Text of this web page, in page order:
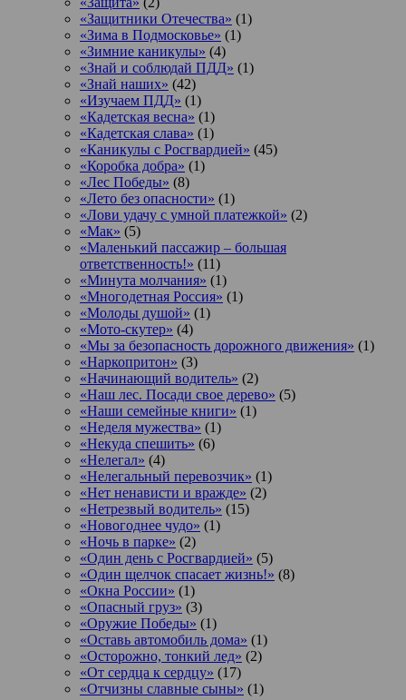
«Защитники Отечества» (1)
«Зима в Подмосковье» (1)
«Зимние каникулы» (4)
«Знай и соблюдай ПДД» (1)
«Знай наших» (42)
«Изучаем ПДД» (1)
«Кадетская весна» (1)
«Кадетская слава» (1)
«Каникулы с Росгвардией» (45)
«Коробка добра» (1)
«Лес Победы» (8)
«Лето без опасности» (1)
«Лови удачу с умной платежкой» (2)
«Мак» (5)
«Маленький пассажир – большая
ответственность!» (11)
«Минута молчания» (1)
«Многодетная Россия» (1)
«Молоды душой» (1)
«Мото-скутер» (4)
«Мы за безопасность дорожного движения» (1)
«Наркопритон» (3)
«Начинающий водитель» (2)
«Наш лес. Посади свое дерево» (5)
«Наши семейные книги» (1)
«Неделя мужества» (1)
«Некуда спешить» (6)
«Нелегал» (4)
«Нелегальный перевозчик» (1)
«Нет ненависти и вражде» (2)
«Нетрезвый водитель» (15)
«Новогоднее чудо» (1)
«Ночь в парке» (2)
«Один день с Росгвардией» (5)
«Один щелчок спасает жизнь!» (8)
«Окна России» (1)
«Опасный груз» (3)
«Оружие Победы» (1)
«Оставь автомобиль дома» (1)
«Осторожно, тонкий лед» (2)
«От сердца к сердцу» (17)
«Отчизны славные сыны» (1)